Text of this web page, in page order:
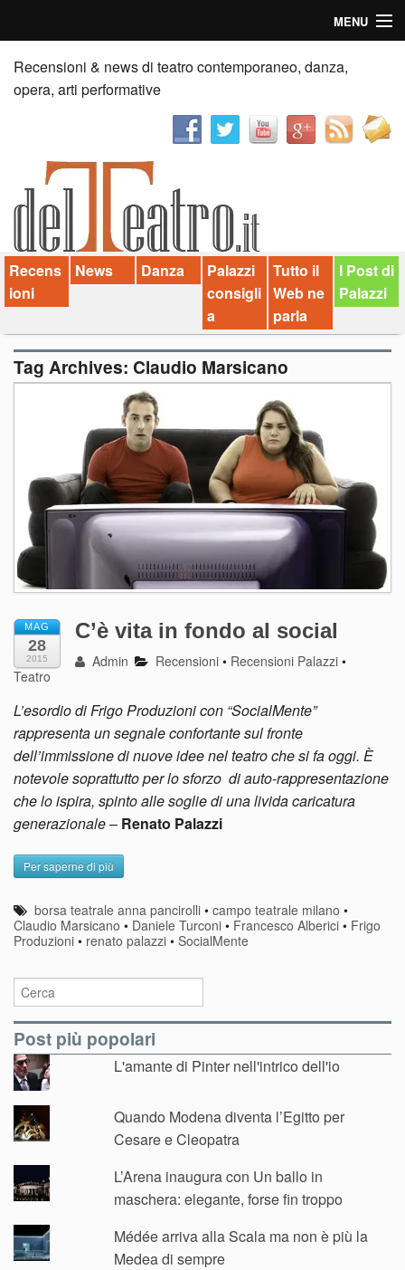
MENU
Home
Recensioni
News
Palazzi consiglia
Video
Chi siamo
Contatti
Recensioni & news di teatro contemporaneo, danza,
opera, arti performative
Recens
ioni
News Danza
Palazzi
consigli
a
Tutto il
Web ne
parla
I Post di
Palazzi
Tag Archives: Claudio Marsicano
MAG
28
2015
C’è vita in fondo al social
Admin Recensioni • Recensioni Palazzi •
Teatro
L’esordio di Frigo Produzioni con “SocialMente”
rappresenta un segnale confortante sul fronte
dell’immissione di nuove idee nel teatro che si fa oggi. È
notevole soprattutto per lo sforzo di auto-rappresentazione
che lo ispira, spinto alle soglie di una livida caricatura
generazionale– Renato Palazzi
Per saperne di più
borsa teatrale anna pancirolli •campo teatrale milano •
Claudio Marsicano • Daniele Turconi • Francesco Alberici • Frigo
Produzioni • renato palazzi • SocialMente
Post più popolari
L'amante di Pinter nell'intrico dell'io
Quando Modena diventa l’Egitto per
Cesare e Cleopatra
L’Arena inaugura con Un ballo in
maschera: elegante, forse fin troppo
Médée arriva alla Scala ma non è più la
Medea di sempre